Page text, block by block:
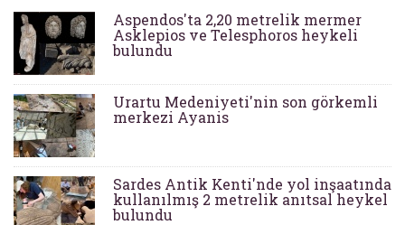
Aspendos'ta 2,20 metrelik mermer
Asklepios ve Telesphoros heykeli
bulundu
Urartu Medeniyeti'nin son görkemli
merkezi Ayanis
Sardes Antik Kenti'nde yol inşaatında
kullanılmış 2 metrelik anıtsal heykel
bulundu